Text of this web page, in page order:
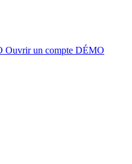
Ouvrir un compte DÉMO